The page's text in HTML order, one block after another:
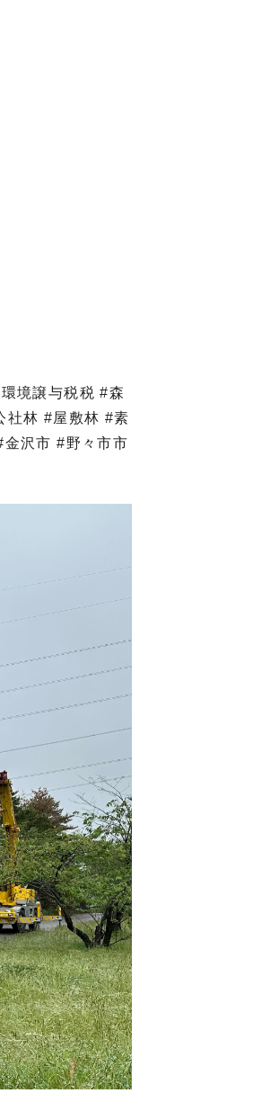
境譲与税税 #森
社林 #屋敷林 #素
沢市 #野々市市